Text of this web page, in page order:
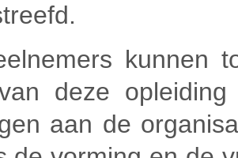
kunnen
deze
aan de